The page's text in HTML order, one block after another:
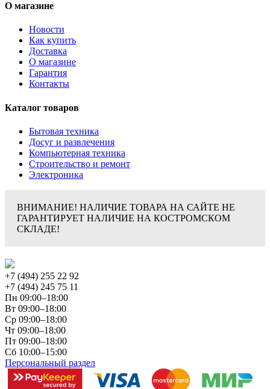
О магазине
Новости
Как купить
Доставка
О магазине
Гарантия
Контакты
Каталог товаров
Бытовая техника
Досуг и развлечения
Компьютерная техника
Строительство и ремонт
Электроника
ВНИМАНИЕ! НАЛИЧИЕ ТОВАРА НА САЙТЕ НЕ
ГАРАНТИРУЕТ НАЛИЧИЕ НА КОСТРОМСКОМ
СКЛАДЕ!
+7 (494) 255 22 92
+7 (494) 245 75 11
Пн 09:00–18:00
Вт 09:00–18:00
Ср 09:00–18:00
Чт 09:00–18:00
Пт 09:00–18:00
Сб 10:00–15:00
Персональный раздел